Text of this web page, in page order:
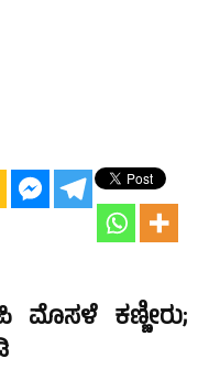
ಮೊಸಳೆ ಕಣ್ಣೀರು;